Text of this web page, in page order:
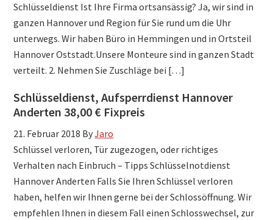
Schlüsseldienst Ist Ihre Firma ortsansässig? Ja, wir sind in
ganzen Hannover und Region für Sie rund um die Uhr
unterwegs. Wir haben Büro in Hemmingen und in Ortsteil
Hannover Oststadt.Unsere Monteure sind in ganzen Stadt
verteilt. 2. Nehmen Sie Zuschläge bei […]
Schlüsseldienst, Aufsperrdienst Hannover
Anderten 38,00 € Fixpreis
21. Februar 2018 ByJaro
Schlüssel verloren, Tür zugezogen, oder richtiges
Verhalten nach Einbruch – Tipps Schlüsselnotdienst
Hannover Anderten Falls Sie Ihren Schlüssel verloren
haben, helfen wir Ihnen gerne bei der Schlossöffnung. Wir
empfehlen Ihnen in diesem Fall einen Schlosswechsel, zur